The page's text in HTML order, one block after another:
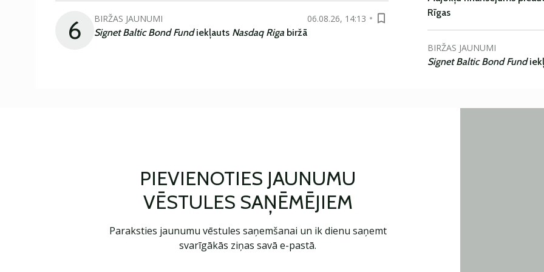
6 BIRŽAS JAUNUMI
06.08.26, 14:13
Signet Baltic Bond Fundiekļauts Nasdaq Riga biržā
Rīgas
BIRŽAS JAUNUMI
Signet Baltic Bond Fund
PIEVIENOTIES JAUNUMU
VĒSTULES SAŅĒMĒJIEM
Paraksties jaunumu vēstules saņemšanai un ik dienu saņemt
svarīgākās ziņas savā e-pastā.